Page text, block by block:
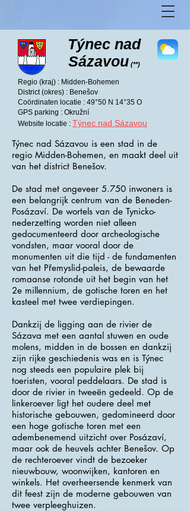
Týnec nad
Sázavou (**)
Regio (kraj) : Midden-Bohemen
District (okres) : Benešov
Coördinaten locatie : 49°50 N 14°35 O
GPS parking : Okružní
Website locatie : Týnec nad Sázavou
Týnec nad Sázavou is een stad in de
regio Midden-Bohemen, en maakt deel uit
van het district Benešov.
De stad met ongeveer 5.750 inwoners is
een belangrijk centrum van de Beneden-
Posázaví. De wortels van de Tynicko-
nederzetting worden niet alleen
gedocumenteerd door archeologische
vondsten, maar vooral door de
monumenten uit die tijd - de fundamenten
van het Přemyslid-paleis, de bewaarde
romaanse rotonde uit het begin van het
2e millennium, de gotische toren en het
kasteel met twee verdiepingen.
Dankzij de ligging aan de rivier de
Sázava met een aantal stuwen en oude
molens, midden in de bossen en dankzij
zijn rijke geschiedenis was en is Týnec
nog steeds een populaire plek bij
toeristen, vooral peddelaars. De stad is
door de rivier in tweeën gedeeld. Op de
linkeroever ligt het oudere deel met
historische gebouwen, gedomineerd door
een hoge gotische toren met een
adembenemend uitzicht over Posázaví,
maar ook de heuvels achter Benešov. Op
de rechteroever vindt de bezoeker
nieuwbouw, woonwijken, kantoren en
winkels. Het overheersende kenmerk van
dit feest zijn de moderne gebouwen van
twee verpleeghuizen.